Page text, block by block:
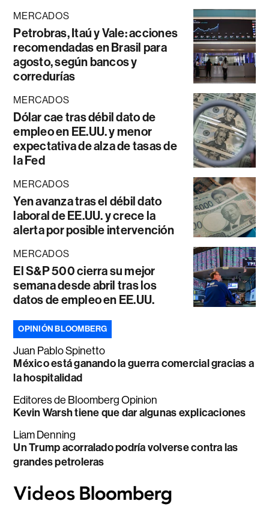
MERCADOS
Petrobras, Itaú y Vale: acciones
recomendadas en Brasil para
agosto, según bancos y
corredurías
MERCADOS
Dólar cae tras débil dato de
empleo en EE.UU. y menor
expectativa de alza de tasas de
la Fed
MERCADOS
Yen avanza tras el débil dato
laboral de EE.UU. y crece la
alerta por posible intervención
MERCADOS
El S&P 500 cierra su mejor
semana desde abril tras los
datos de empleo en EE.UU.
OPINIÓN BLOOMBERG
Juan Pablo Spinetto
México está ganando la guerra comercial gracias a
la hospitalidad
Editores de Bloomberg Opinion
Kevin Warsh tiene que dar algunas explicaciones
Liam Denning
Un Trump acorralado podría volverse contra las
grandes petroleras